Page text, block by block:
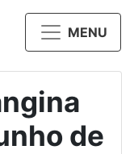
MENU
de